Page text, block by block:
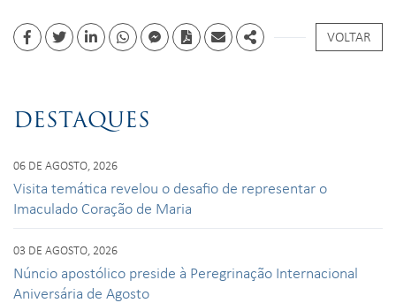
FacebookTwitterLinkedinwhatsappfacebook messenger
PDF EmailShare
VOLTAR
DESTAQUES
06 DE AGOSTO, 2026
Visita temática revelou o desafio de representar o
Imaculado Coração de Maria
03 DE AGOSTO, 2026
Núncio apostólico preside à Peregrinação Internacional
Aniversária de Agosto